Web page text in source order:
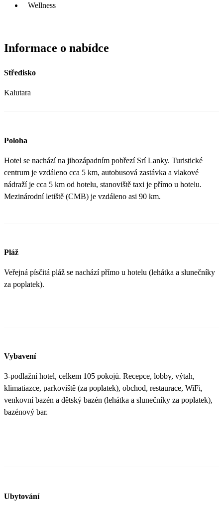
Wellness
Informace o nabídce
Středisko
Kalutara
Poloha
Hotel se nachází na jihozápadním pobřezí Srí Lanky. Turistické
centrum je vzdáleno cca 5 km, autobusová zastávka a vlakové
nádraží je cca 5 km od hotelu, stanoviště taxi je přímo u hotelu.
Mezinárodní letiště (CMB) je vzdáleno asi 90 km.
Pláž
Veřejná písčitá pláž se nachází přímo u hotelu (lehátka a slunečníky
za poplatek).
Vybavení
3-podlažní hotel, celkem 105 pokojů. Recepce, lobby, výtah,
klimatiazce, parkoviště (za poplatek), obchod, restaurace, WiFi,
venkovní bazén a dětský bazén (lehátka a slunečníky za poplatek),
bazénový bar.
Ubytování